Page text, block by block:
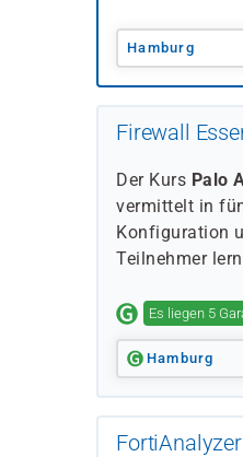
Hamburg
Firewall
Der Kurs Palo
vermittelt in
Konfiguration
Teilnehmer
Es liegen 5
Hamburg